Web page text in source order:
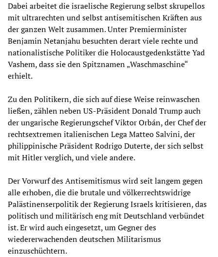
Dabei arbeitet die israelische Regierung selbst skrupellos
mit ultrarechten und selbst antisemitischen Kräften aus
der ganzen Welt zusammen. Unter Premierminister
Benjamin Netanjahu besuchten derart viele rechte und
nationalistische Politiker die Holocaustgedenkstätte Yad
Vashem, dass sie den Spitznamen „Waschmaschine“
erhielt.
Zu den Politikern, die sich auf diese Weise reinwaschen
ließen, zählen neben US-Präsident Donald Trump auch
der ungarische Regierungschef Viktor Orbán, der Chef der
rechtsextremen italienischen Lega Matteo Salvini, der
philippinische Präsident Rodrigo Duterte, der sich selbst
mit Hitler verglich, und viele andere.
Der Vorwurf des Antisemitismus wird seit langem gegen
alle erhoben, die die brutale und völkerrechtswidrige
Palästinenserpolitik der Regierung Israels kritisieren, das
politisch und militärisch eng mit Deutschland verbündet
ist. Er wird auch eingesetzt, um Gegner des
wiedererwachenden deutschen Militarismus
einzuschüchtern.